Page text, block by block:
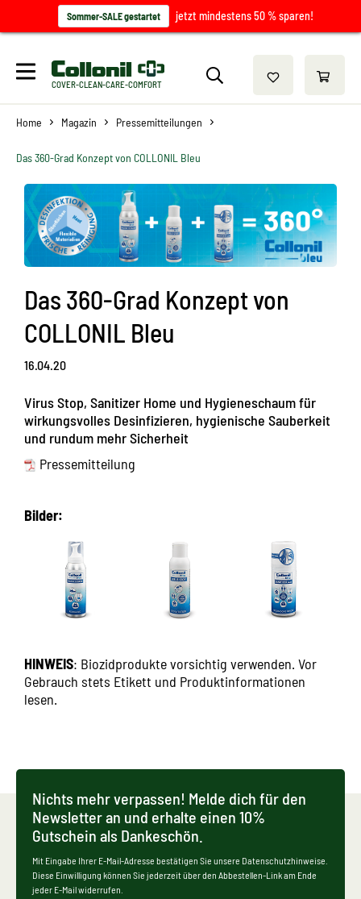
Sommer-SALE gestartet jetzt mindestens 50 % sparen!
COVER-CLEAN-CARE-COMFORT
Home Magazin Pressemitteilungen
Das 360-Grad Konzept von COLLONIL Bleu
Das 360-Grad Konzept von
COLLONIL Bleu
16.04.20
Virus Stop, Sanitizer Home und Hygieneschaum für
wirkungsvolles Desinfizieren, hygienische Sauberkeit
und rundum mehr Sicherheit
Pressemitteilung
Bilder:
HINWEIS: Biozidprodukte vorsichtig verwenden. Vor
Gebrauch stets Etikett und Produktinformationen
lesen.
Nichts mehr verpassen! Melde dich für den
Newsletter an und erhalte einen 10%
Gutschein als Dankeschön.
Mit Eingabe Ihrer E-Mail-Adresse bestätigen Sie unsere Datenschutzhinweise.
Diese Einwilligung können Sie jederzeit über den Abbestellen-Link am Ende
jeder E-Mail widerrufen.